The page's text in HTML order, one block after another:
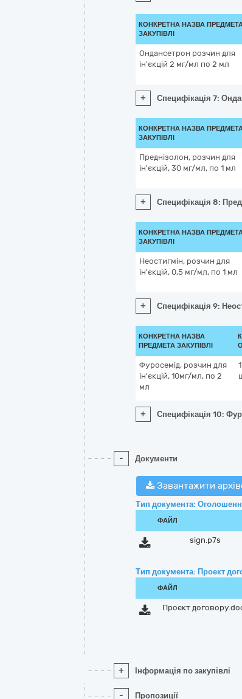
КОНКРЕТНА НАЗВА
ЗАКУПІВЛІ
Ондансетрон розчин для
ін'єкцій 2 мг/мл по 2 мл
+ Специфікація 7:
КОНКРЕТНА НАЗВА
ЗАКУПІВЛІ
Преднізолон, розчин для
ін'єкцій, 30 мг/мл, по 1 мл
+ Специфікація 8:
КОНКРЕТНА НАЗВА
ЗАКУПІВЛІ
Неостигмін, розчин для
ін'єкцій, 0,5 мг/мл, по 1 мл
+ Специфікація 9:
КОНКРЕТНА НАЗВА
ПРЕДМЕТА ЗАКУПІВЛІ
Фуросемід, розчин для
ін'єкцій, 10мг/мл, по 2
мл
+ Специфікація 10:
- Документи
Завантажити
Тип документа:
ФАЙЛ
sign.p7s
Тип документа: Проект
ФАЙЛ
Проєкт
+ Інформація по закупівлі
- Пропозиції